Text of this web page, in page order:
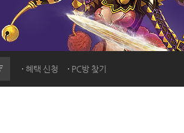
혜택 신청 PC방 찾기